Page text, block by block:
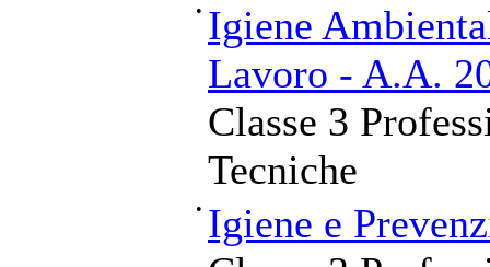
• Igiene
Lavoro - A.A.
Classe 3
Tecniche
• Igiene e